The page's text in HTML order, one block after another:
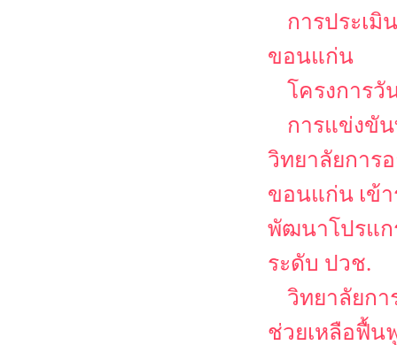
การประเมิ
ขอนแก่น
โครงการวั
การแข่งขั
วิทยาลัยการ
ขอนแก่น เข้
พัฒนาโปรแก
ระดับ ปวช.
วิทยาลัยกา
ช่วยเหลือฟื้น